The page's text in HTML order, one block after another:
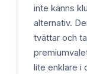
inte känns
alternativ.
tvättar och
lite enklare i